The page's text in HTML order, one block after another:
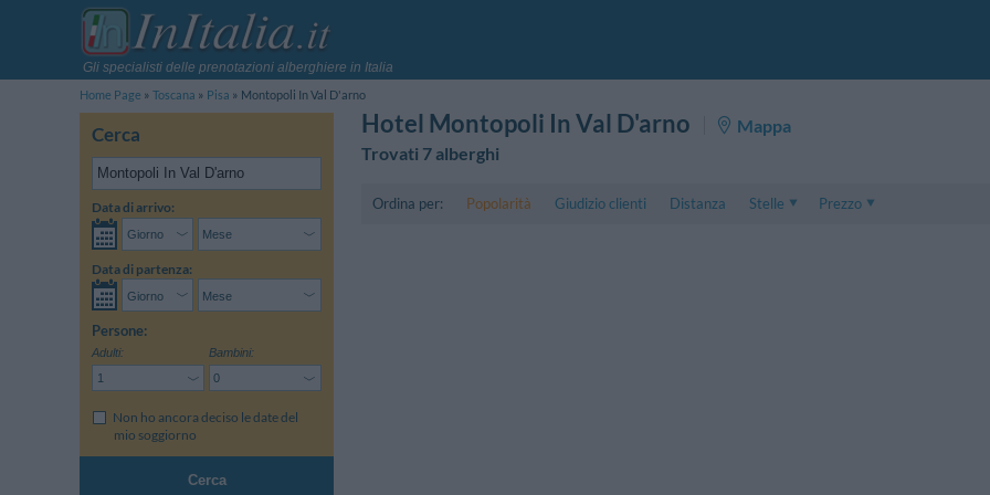
Gli specialisti delle prenotazioni alberghiere in Italia
Home Page
Toscana Pisa Montopoli In Val D'arno
Cerca
Data di arrivo:
Data di partenza:
Persone:
Adulti: Bambini:
Non ho ancora deciso le date del
mio soggiorno
Cerca
Hotel Montopoli In Val D'arno
Mappa
Trovati 7 alberghi
Ordina per: Popolarità Giudizio clienti Distanza
Stelle
Prezzo